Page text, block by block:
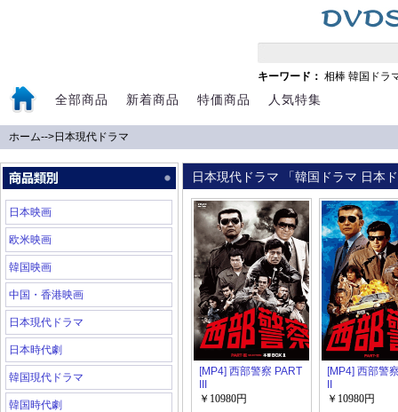
キーワード： 相棒 韓国ドラ
全部商品 新着商品 特価商品 人気特集
ホーム-->日本現代ドラマ
日本映画
欧米映画
韓国映画
中国・香港映画
日本現代ドラマ
日本時代劇
韓国現代ドラマ
韓国時代劇
日本現代ドラマ 「韓国ドラマ 日本
[MP4] 西部警察 PART
￥10980円
[MP4] 西部警
￥10980円